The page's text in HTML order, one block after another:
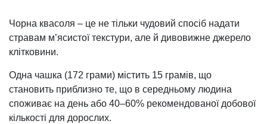
Чорна квасоля – це не тільки чудовий спосіб надати
стравам м’ясистої текстури, але й дивовижне джерело
клітковини.
Одна чашка (172 грами) містить 15 грамів, що
становить приблизно те, що в середньому людина
споживає на день або 40–60% рекомендованої добової
кількості для дорослих.